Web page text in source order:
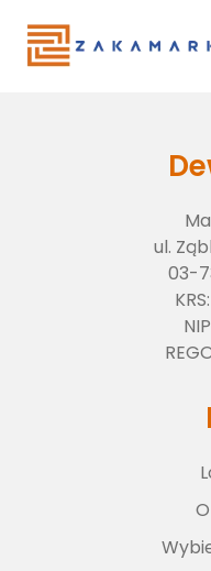
ul.
03-
KRS: